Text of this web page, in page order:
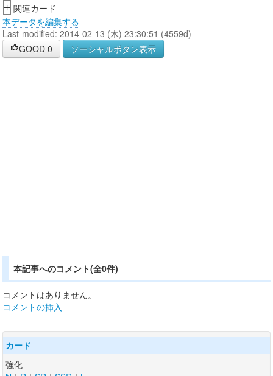
+ 関連カード
本データを編集する
Last-modified: 2014-02-13 (木) 23:30:51 (4559d)
GOOD 0 ソーシャルボタン表示
本記事へのコメント(全0件)
コメントはありません。
コメントの挿入
カード
強化